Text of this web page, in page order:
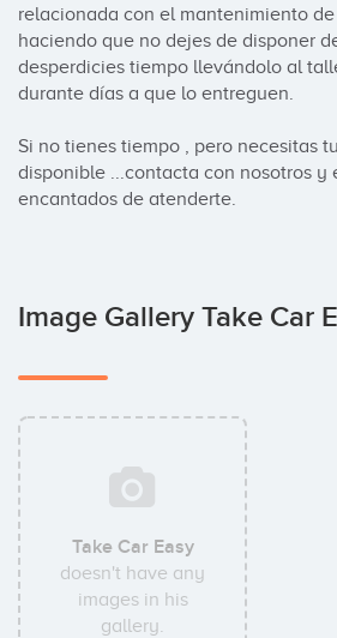
relacionada con el mantenimiento
haciendo que no dejes de disponer
desperdicies tiempo llevándolo al
durante días a que lo entreguen.
Si no tienes tiempo , pero necesitas
disponible ...contacta con nosotros y
encantados de atenderte.
Image Gallery Take Car
Take Car Easy
doesn't have any
images in his
gallery.